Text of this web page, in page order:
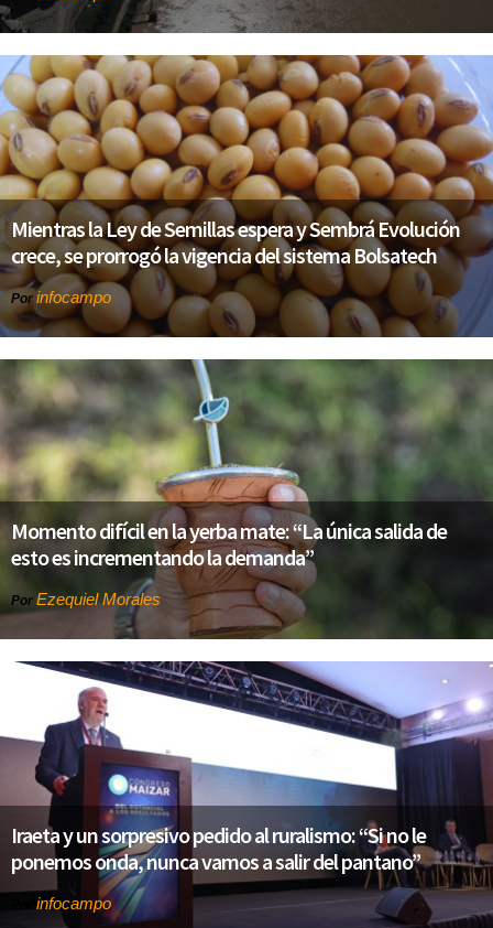
Mientras la Ley de Semillas espera y Sembrá Evolución
crece, se prorrogó la vigencia del sistema Bolsatech
Por infocampo
Momento difícil en la yerba mate: “La única salida de
esto es incrementando la demanda”
Por Ezequiel Morales
Iraeta y un sorpresivo pedido al ruralismo: “Si no le
ponemos onda, nunca vamos a salir del pantano”
infocampo